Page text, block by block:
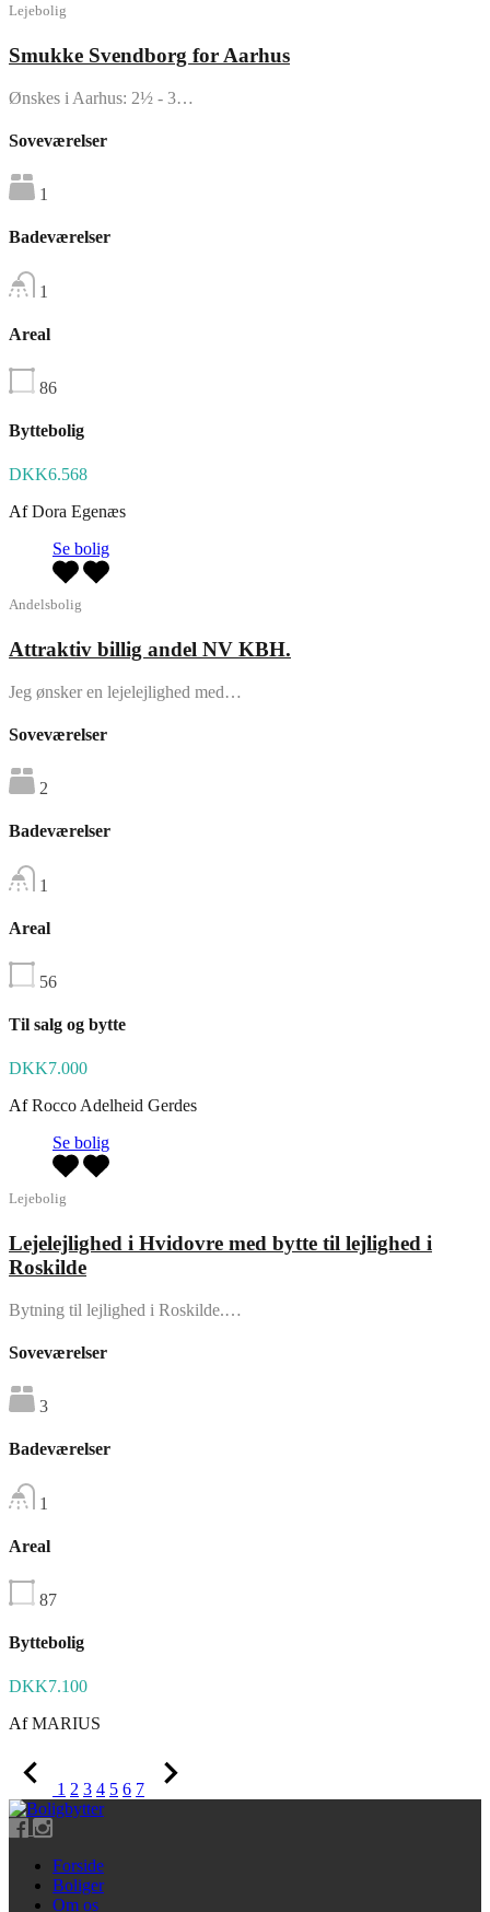
Lejebolig
Smukke Svendborg for Aarhus
Ønskes i Aarhus: 2½ - 3…
Soveværelser
1
Badeværelser
1
Areal
86
Byttebolig
DKK6.568
AfDora Egenæs
Se bolig
Andelsbolig
Attraktiv billig andel NV KBH.
Jeg ønsker en lejelejlighed med…
Soveværelser
2
Badeværelser
1
Areal
56
Til salg og bytte
DKK7.000
AfRocco Adelheid Gerdes
Se bolig
Lejebolig
Lejelejlighed i Hvidovre med bytte til lejlighed i
Roskilde
Bytning til lejlighed i Roskilde.…
Soveværelser
3
Badeværelser
1
Areal
87
Byttebolig
DKK7.100
AfMARIUS
1 2 3 4 5 6 7
Forside
Boliger
Om os